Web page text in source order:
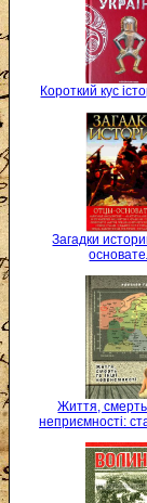
Короткий кус
Загадки
Життя, смерть
неприємності: